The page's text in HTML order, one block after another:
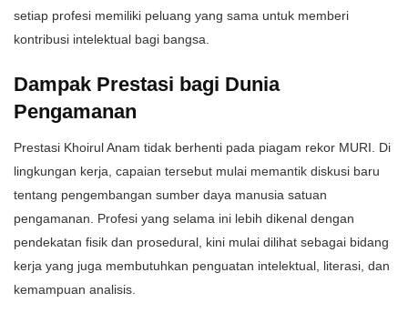
setiap profesi memiliki peluang yang sama untuk memberi
kontribusi intelektual bagi bangsa.
Dampak Prestasi bagi Dunia
Pengamanan
Prestasi Khoirul Anam tidak berhenti pada piagam rekor MURI. Di
lingkungan kerja, capaian tersebut mulai memantik diskusi baru
tentang pengembangan sumber daya manusia satuan
pengamanan. Profesi yang selama ini lebih dikenal dengan
pendekatan fisik dan prosedural, kini mulai dilihat sebagai bidang
kerja yang juga membutuhkan penguatan intelektual, literasi, dan
kemampuan analisis.